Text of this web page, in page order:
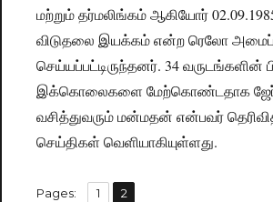
மற்றும் தர்மலிங்கம் ஆகியோர்
விடுதலை இயக்கம் என்ற ரெலோ
செய்யப்பட்டிருந்தனர். 34 வருடங்களின்
இக்கொலைகளை மேற்கொண்டதாக
வசித்துவரும் மன்மதன் என்பவர்
செய்திகள் வெளியாகியுள்ளது.
Pages: Page
1 ,
Page
2